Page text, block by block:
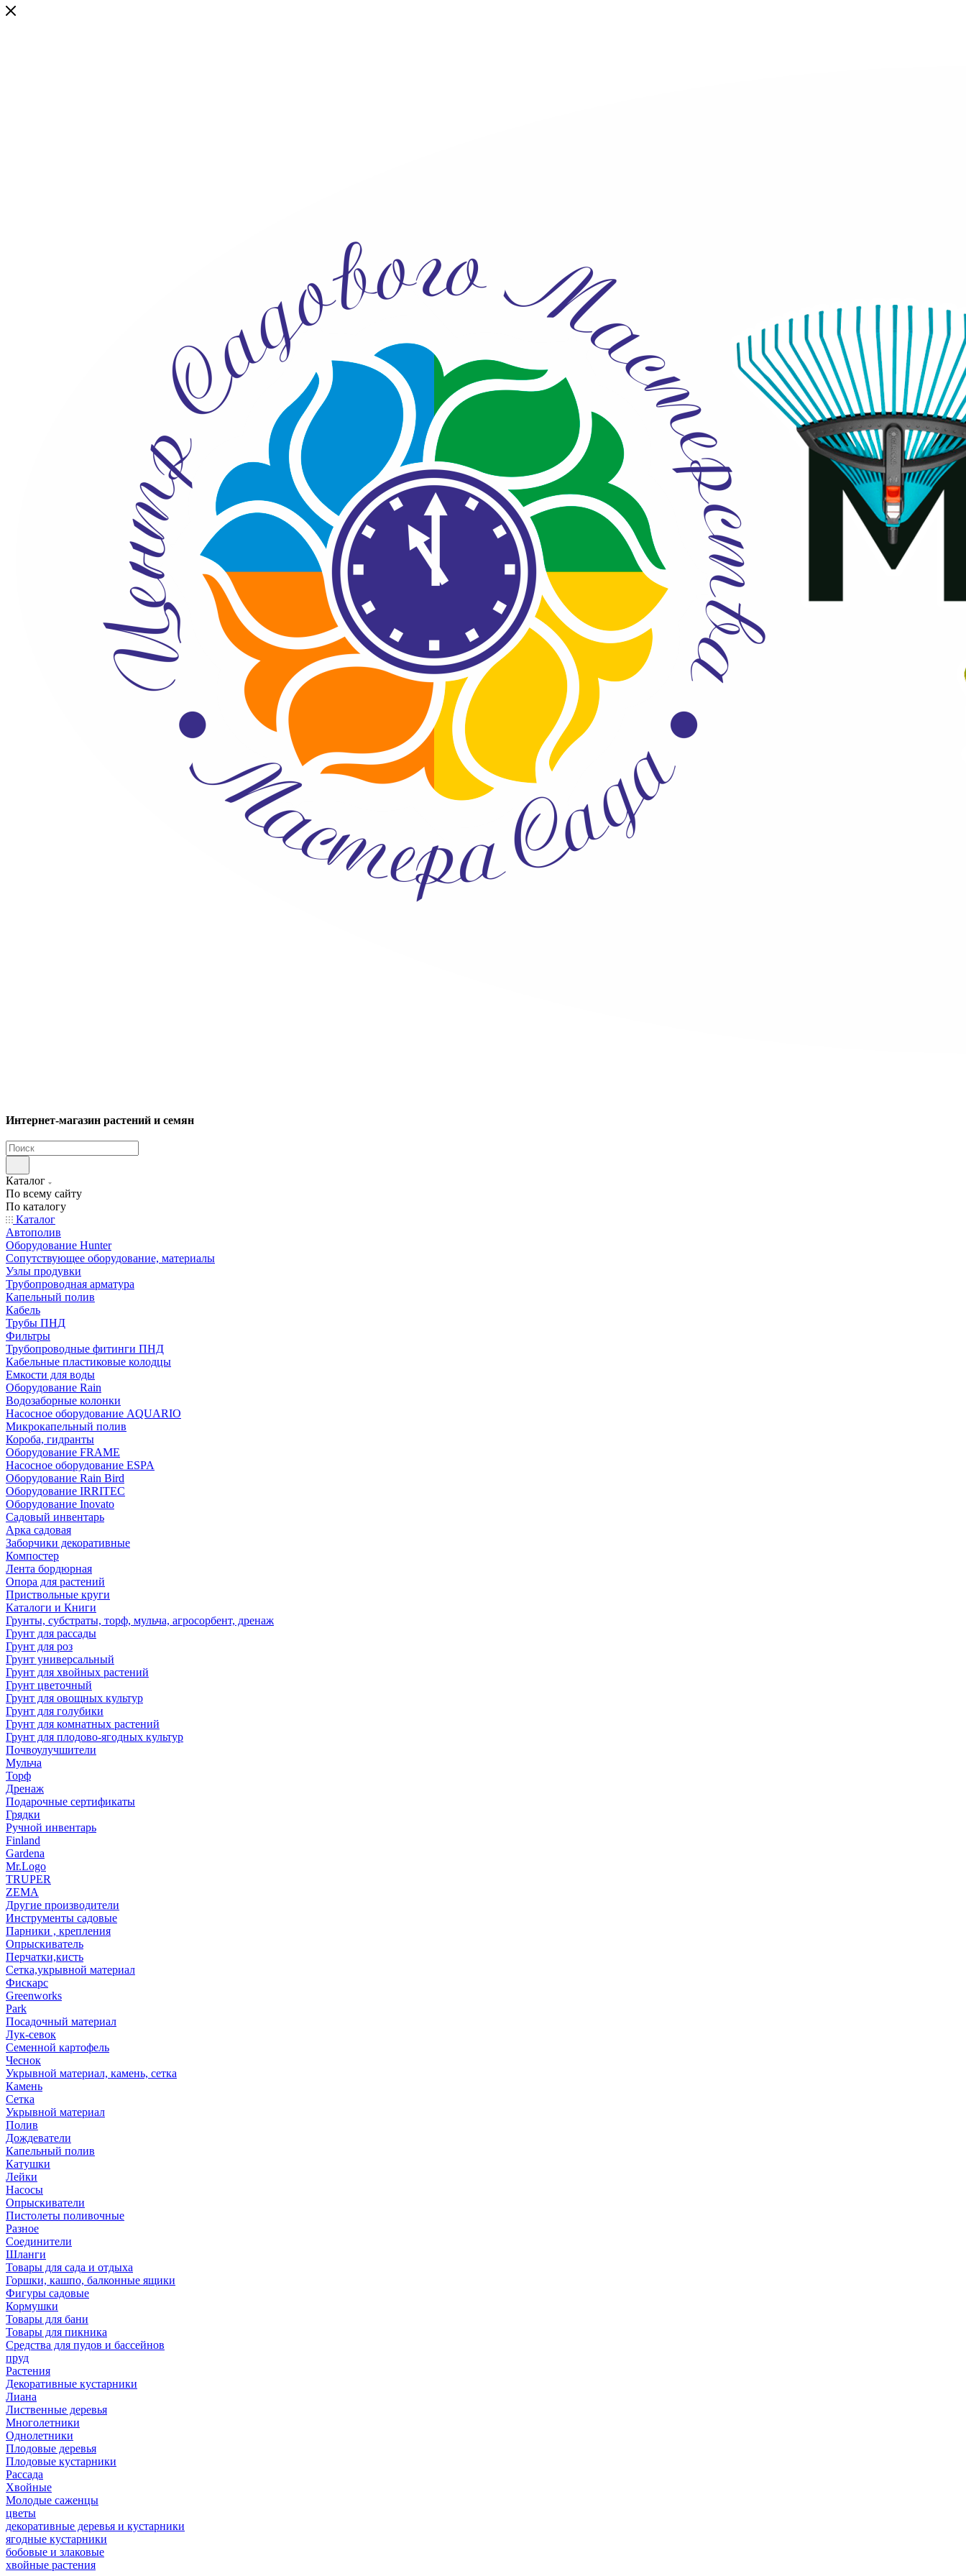
Интернет-магазин растений и семян
Каталог
По всему сайту
По каталогу
Каталог
Автополив
Оборудование Hunter
Сопутствующее оборудование, материалы
Узлы продувки
Трубопроводная арматура
Капельный полив
Кабель
Трубы ПНД
Фильтры
Трубопроводные фитинги ПНД
Кабельные пластиковые колодцы
Емкости для воды
Оборудование Rain
Водозаборные колонки
Насосное оборудование AQUARIO
Микрокапельный полив
Короба, гидранты
Оборудование FRAME
Насосное оборудование ESPA
Оборудование Rain Bird
Оборудование IRRITEC
Оборудование Inovato
Садовый инвентарь
Арка садовая
Заборчики декоративные
Компостер
Лента бордюрная
Опора для растений
Приствольные круги
Каталоги и Книги
Грунты, субстраты, торф, мульча, агросорбент, дренаж
Грунт для рассады
Грунт для роз
Грунт универсальный
Грунт для хвойных растений
Грунт цветочный
Грунт для овощных культур
Грунт для голубики
Грунт для комнатных растений
Грунт для плодово-ягодных культур
Почвоулучшители
Мульча
Торф
Дренаж
Подарочные сертификаты
Грядки
Ручной инвентарь
Finland
Gardena
Mr.Logo
TRUPER
ZEMA
Другие производители
Инструменты садовые
Парники , крепления
Опрыскиватель
Перчатки,кисть
Сетка,укрывной материал
Фискарс
Greenworks
Park
Посадочный материал
Лук-севок
Семенной картофель
Чеснок
Укрывной материал, камень, сетка
Камень
Сетка
Укрывной материал
Полив
Дождеватели
Капельный полив
Катушки
Лейки
Насосы
Опрыскиватели
Пистолеты поливочные
Разное
Соединители
Шланги
Товары для сада и отдыха
Горшки, кашпо, балконные ящики
Фигуры садовые
Кормушки
Товары для бани
Товары для пикника
Средства для пудов и бассейнов
пруд
Растения
Декоративные кустарники
Лиана
Лиственные деревья
Многолетники
Однолетники
Плодовые деревья
Плодовые кустарники
Рассада
Хвойные
Молодые саженцы
цветы
декоративные деревья и кустарники
ягодные кустарники
бобовые и злаковые
хвойные растения